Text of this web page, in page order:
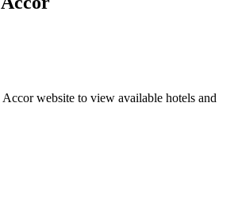
website to view available hotels and